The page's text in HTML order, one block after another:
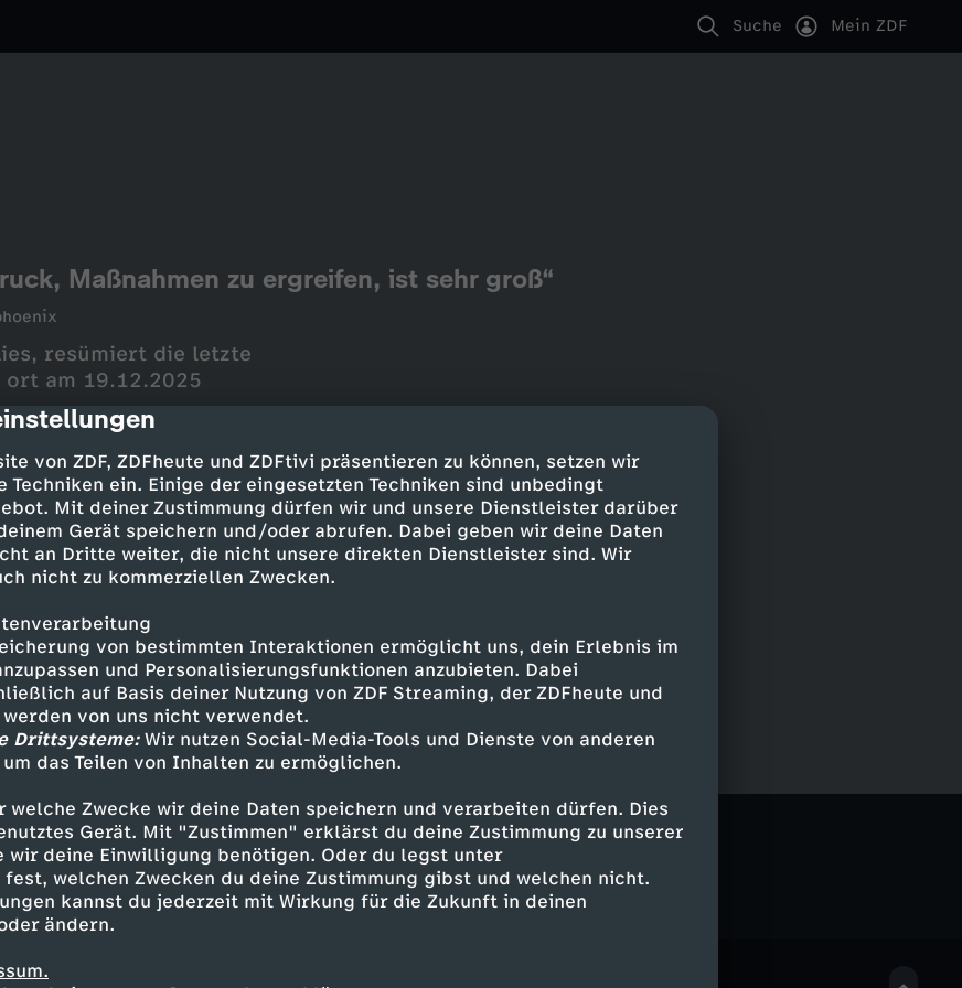
von ZDF, ZDFheute und ZDFtivi präsentieren zu können, setzen wir
ein. Einige der eingesetzten Techniken sind unbedingt
Mit deiner Zustimmung dürfen wir und unsere Dienstleister darüber
Gerät speichern und/oder abrufen. Dabei geben wir deine Daten
an Dritte weiter, die nicht unsere direkten Dienstleister sind. Wir
nicht zu kommerziellen Zwecken.
von bestimmten Interaktionen ermöglicht uns, dein Erlebnis im
und Personalisierungsfunktionen anzubieten. Dabei
auf Basis deiner Nutzung von ZDF Streaming, der ZDFheute und
von uns nicht verwendet.
Drittsysteme:Wir nutzen Social-Media-Tools und Dienste von anderen
das Teilen von Inhalten zu ermöglichen.
welche Zwecke wir deine Daten speichern und verarbeiten dürfen. Dies
Gerät. Mit "Zustimmen" erklärst du deine Zustimmung zu unserer
wir deine Einwilligung benötigen. Oder du legst unter
welchen Zwecken du deine Zustimmung gibst und welchen nicht.
kannst du jederzeit mit Wirkung für die Zukunft in deinen
ändern.
Suche Mein ZDF
Maßnahmen zu ergreifen, ist sehr groß“
resümiert die letzte
am 19.12.2025
entdecken
informativ phoenix vor ort